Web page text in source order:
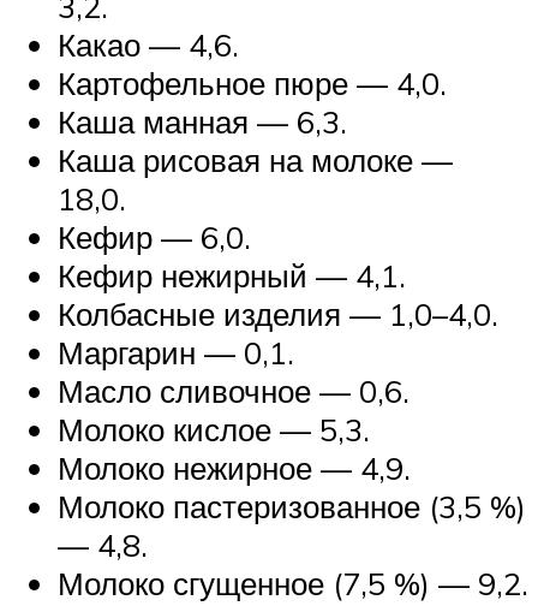
Какао — 4,6.
Картофельное пюре — 4,0.
Каша манная — 6,3.
Каша рисовая на молоке —
18,0.
Кефир — 6,0.
Кефир нежирный — 4,1.
Колбасные изделия — 1,0–4,0.
Маргарин — 0,1.
Масло сливочное — 0,6.
Молоко кислое — 5,3.
Молоко нежирное — 4,9.
Молоко пастеризованное (3,5 %)
— 4,8.
Молоко сгущенное (7,5 %) — 9,2.